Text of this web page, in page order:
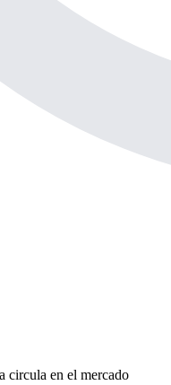
circula en el mercado